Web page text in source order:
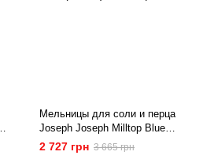
Мельницы для соли и перца
Joseph Joseph Milltop Blue
(20157)
2 727 грн 3 665 грн